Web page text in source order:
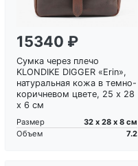
15340 ₽
Сумка через плечо
KLONDIKE DIGGER «Erin»,
натуральная кожа в темно-
коричневом цвете, 25 x 28
x 6 см
Размер
32 х 28 х 8 см
Объем
7.2